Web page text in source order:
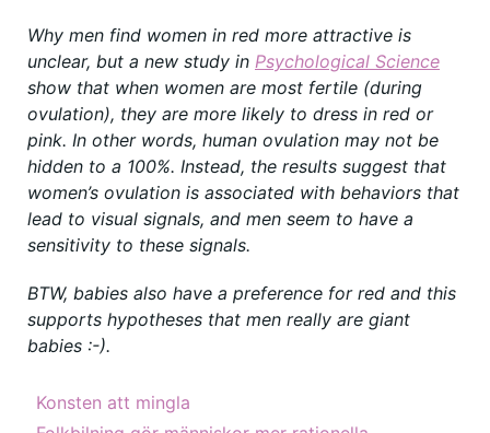
Why men find women in red more attractive is
unclear, but a new study in Psychological Science
show that when women are most fertile (during
ovulation), they are more likely to dress in red or
pink. In other words, human ovulation may not be
hidden to a 100%. Instead, the results suggest that
women’s ovulation is associated with behaviors that
lead to visual signals, and men seem to have a
sensitivity to these signals.
BTW, babies also have a preference for red and this
supports hypotheses that men really are giant
babies :-).
Konsten att mingla